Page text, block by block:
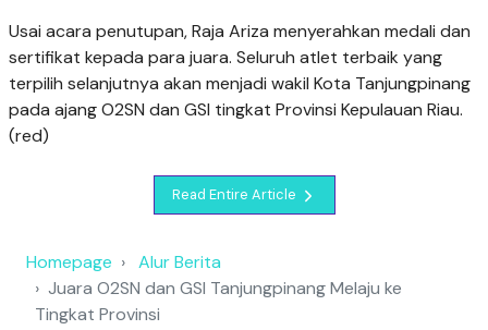
Usai acara penutupan, Raja Ariza menyerahkan medali dan
sertifikat kepada para juara. Seluruh atlet terbaik yang
terpilih selanjutnya akan menjadi wakil Kota Tanjungpinang
pada ajang O2SN dan GSI tingkat Provinsi Kepulauan Riau.
(red)
Read Entire Article
Homepage
Alur Berita
Juara O2SN dan GSI Tanjungpinang Melaju ke
Tingkat Provinsi